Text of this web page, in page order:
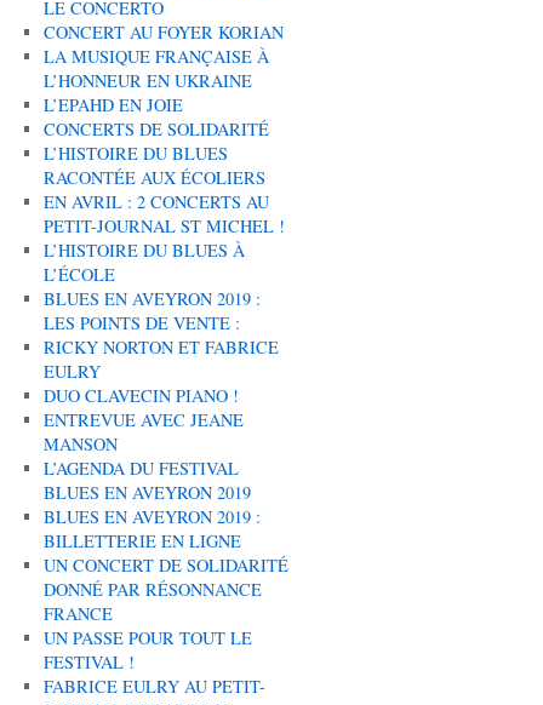
LE CONCERTO
CONCERT AU FOYER KORIAN
LA MUSIQUE FRANÇAISE À
L’HONNEUR EN UKRAINE
L’EPAHD EN JOIE
CONCERTS DE SOLIDARITÉ
L’HISTOIRE DU BLUES
RACONTÉE AUX ÉCOLIERS
EN AVRIL : 2 CONCERTS AU
PETIT-JOURNAL ST MICHEL !
L’HISTOIRE DU BLUES À
L’ÉCOLE
BLUES EN AVEYRON 2019 :
LES POINTS DE VENTE :
RICKY NORTON ET FABRICE
EULRY
DUO CLAVECIN PIANO !
ENTREVUE AVEC JEANE
MANSON
L’AGENDA DU FESTIVAL
BLUES EN AVEYRON 2019
BLUES EN AVEYRON 2019 :
BILLETTERIE EN LIGNE
UN CONCERT DE SOLIDARITÉ
DONNÉ PAR RÉSONNANCE
FRANCE
UN PASSE POUR TOUT LE
FESTIVAL !
FABRICE EULRY AU PETIT-